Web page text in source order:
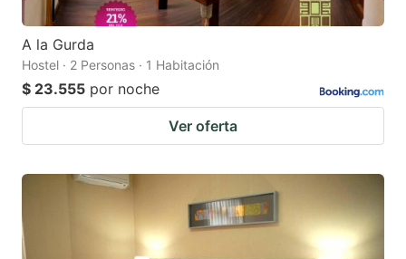
A la Gurda
Hostel · 2 Personas · 1 Habitación
$ 23.555 por noche
Ver oferta